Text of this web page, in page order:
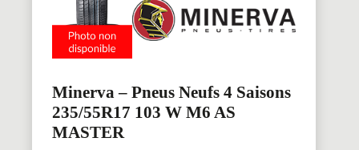
Minerva – Pneus Neufs 4 Saisons
235/55R17 103 W M6 AS
MASTER